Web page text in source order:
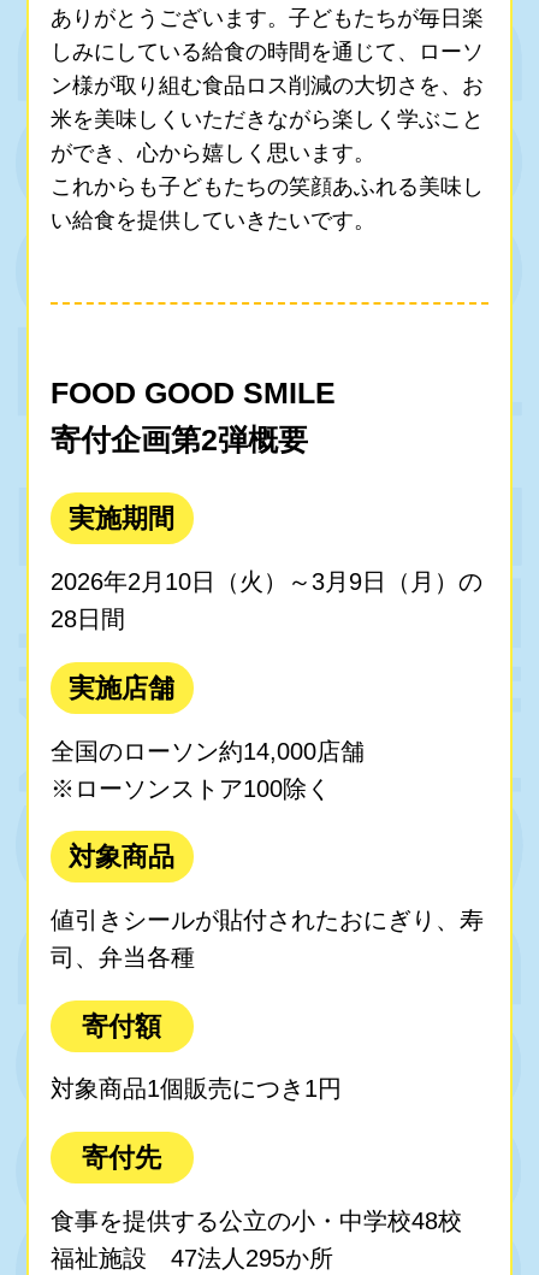
ありがとうございます。子どもたちが毎日楽
しみにしている給食の時間を通じて、ローソ
ン様が取り組む食品ロス削減の大切さを、お
米を美味しくいただきながら楽しく学ぶこと
ができ、心から嬉しく思います。
これからも子どもたちの笑顔あふれる美味し
い給食を提供していきたいです。
FOOD GOOD SMILE
寄付企画第2弾概要
実施期間
2026年2月10日（火）～3月9日（月）の
28日間
実施店舗
全国のローソン約14,000店舗
※ローソンストア100除く
対象商品
値引きシールが貼付されたおにぎり、寿
司、弁当各種
寄付額
対象商品1個販売につき1円
寄付先
食事を提供する公立の小・中学校48校
福祉施設 47法人295か所